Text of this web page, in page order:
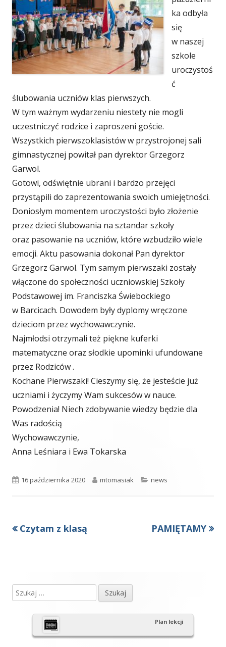
ka odbyła
się
w naszej
szkole
uroczystoś
ć
ślubowania uczniów klas pierwszych.
W tym ważnym wydarzeniu niestety nie mogli
uczestniczyć rodzice i zaproszeni goście.
Wszystkich pierwszoklasistów w przystrojonej sali
gimnastycznej powitał pan dyrektor Grzegorz
Garwol.
Gotowi, odświętnie ubrani i bardzo przejęci
przystąpili do zaprezentowania swoich umiejętności.
Doniosłym momentem uroczystości było złożenie
przez dzieci ślubowania na sztandar szkoły
oraz pasowanie na uczniów, które wzbudziło wiele
emocji. Aktu pasowania dokonał Pan dyrektor
Grzegorz Garwol. Tym samym pierwszaki zostały
włączone do społeczności uczniowskiej Szkoły
Podstawowej im. Franciszka Świebockiego
w Barcicach. Dowodem były dyplomy wręczone
dzieciom przez wychowawczynie.
Najmłodsi otrzymali też piękne kuferki
matematyczne oraz słodkie upominki ufundowane
przez Rodziców .
Kochane Pierwszaki! Cieszymy się, że jesteście już
uczniami i życzymy Wam sukcesów w nauce.
Powodzenia! Niech zdobywanie wiedzy będzie dla
Was radością
Wychowawczynie,
Anna Leśniara i Ewa Tokarska
Opublikowano
16 października 2020 Autor
mtomasiak Kategorie
news
Nawigacja
Poprzedni
Czytam z klasą
Następny
PAMIĘTAMY
Główny
panel
boczny
Szukaj:
Plan lekcji